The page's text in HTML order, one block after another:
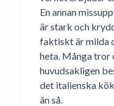
En annan
är stark och
faktiskt är milda
heta. Många tror
huvudsakligen
det italienska
än så.